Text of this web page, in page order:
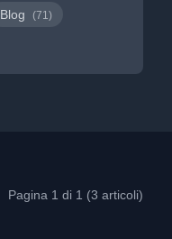
Blog (71)
Pagina 1 di 1 (3 articoli)